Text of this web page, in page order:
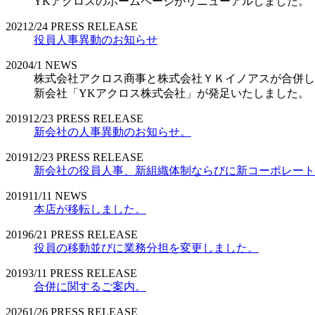
2021 2/24 PRESS RELEASE
役員人事異動のお知らせ
20204/1 NEWS
株式会社アクロス商事と株式会社ＹＫイノアスが合併し
新会社「YKアクロス株式会社」が発足いたしました。
201912/23 PRESS RELEASE
新会社の人事異動のお知らせ。
201912/23 PRESS RELEASE
新会社の役員人事、新組織体制ならびに新コーポレート
201911/11 NEWS
本店が移転しました。
20196/21 PRESS RELEASE
役員の移動並びに業務分担を変更しました。
20193/11 PRESS RELEASE
合併に関するご案内。
20261/26 PRESS RELEASE